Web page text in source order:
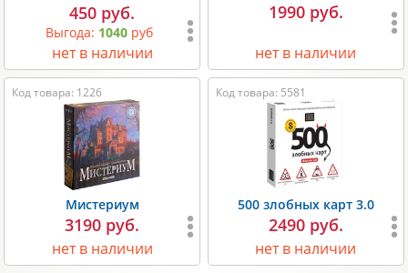
450 руб.
Выгода: 1040 руб
нет в наличии
1990 руб.
нет в наличии
Код товара: 1226
Мистериум
3190 руб.
нет в наличии
Код товара: 5581
500 злобных карт 3.0
2490 руб.
нет в наличии